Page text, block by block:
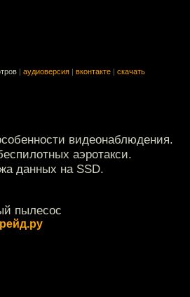
аудиоверсия вконтакте скачать
видеонаблюдения.
аэротакси.
данных на SSD.
пылесос